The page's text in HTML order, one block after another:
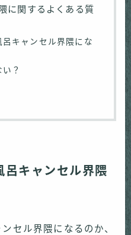
に関するよくある質
キャンセル界隈にな
？
呂キャンセル界隈
セル界隈になるのか、